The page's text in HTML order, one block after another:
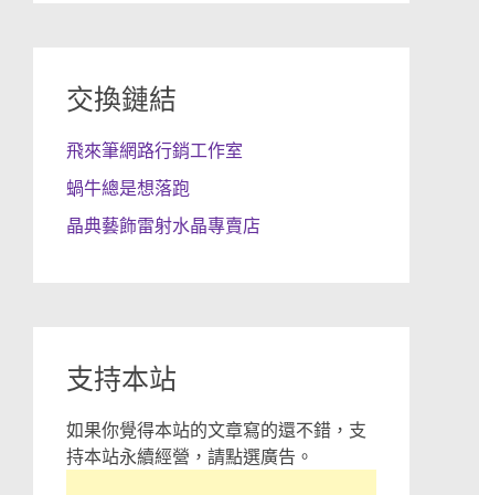
交換鏈結
飛來筆網路行銷工作室
蝸牛總是想落跑
晶典藝飾雷射水晶專賣店
支持本站
如果你覺得本站的文章寫的還不錯，支
持本站永續經營，請點選廣告。